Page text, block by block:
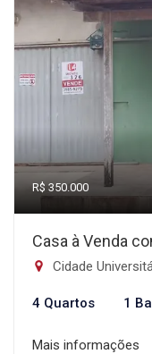
R$ 350.000
Casa à Venda
Cidade
4 Quartos 1
Mais informações